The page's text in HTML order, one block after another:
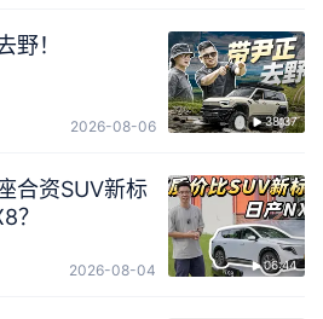
38:37
野！
2026-08-06
06:44
合资SUV新标
？
2026-08-04